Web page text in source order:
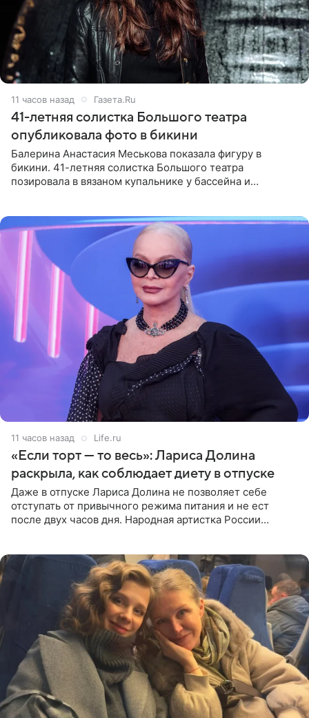
11 часов назад Газета.Ru
41-летняя солистка Большого театра
опубликовала фото в бикини
Балерина Анастасия Меськова показала фигуру в
бикини. 41-летняя солистка Большого театра
позировала в вязаном купальнике у бассейна и
11 часов назад Life.ru
«Если торт — то весь»: Лариса Долина
раскрыла, как соблюдает диету в отпуске
Даже в отпуске Лариса Долина не позволяет себе
отступать от привычного режима питания и не ест
после двух часов дня. Народная артистка России